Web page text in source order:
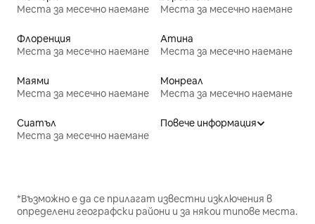
Места за месечно наемане
Места за месечно наемане
Флоренция
Места за месечно наемане
Атина
Места за месечно наемане
Маями
Места за месечно наемане
Монреал
Места за месечно наемане
Сиатъл
Места за месечно наемане
Повече информация
*Възможно е да се прилагат известни изключения в
определени географски райони и за някои типове места.